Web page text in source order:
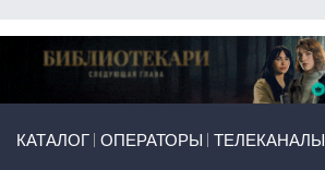
КАТАЛОГ ОПЕРАТОРЫ ТЕЛЕКАНАЛЫ